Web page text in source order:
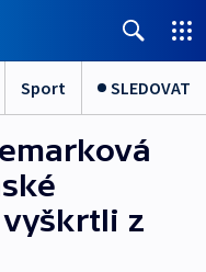
Sport SLEDOVAT
z